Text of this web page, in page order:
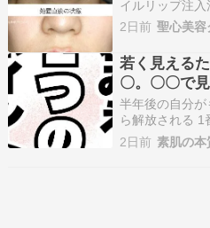
イルリップ注
は、・「レス
やすく、流れ
30代の女性で
への掲載を承諾
す。とても良
2日前 聖心美
若く見える
〇。〇〇で
す。
半年後の自分
ら解放される 1
キンケアケア
いるプロしか
2日前 素肌の本